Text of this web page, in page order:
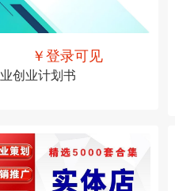
￥登录可见
创业计划书